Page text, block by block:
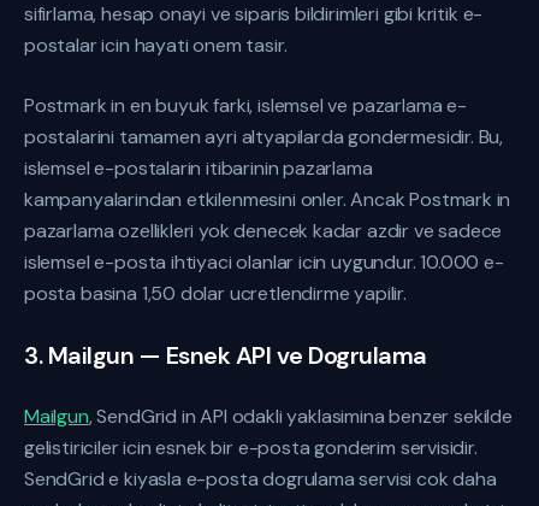
sifirlama, hesap onayi ve siparis bildirimleri gibi kritik e-
postalar icin hayati onem tasir.
Postmark in en buyuk farki, islemsel ve pazarlama e-
postalarini tamamen ayri altyapilarda gondermesidir. Bu,
islemsel e-postalarin itibarinin pazarlama
kampanyalarindan etkilenmesini onler. Ancak Postmark in
pazarlama ozellikleri yok denecek kadar azdir ve sadece
islemsel e-posta ihtiyaci olanlar icin uygundur. 10.000 e-
posta basina 1,50 dolar ucretlendirme yapilir.
3. Mailgun — Esnek API ve Dogrulama
Mailgun, SendGrid in API odakli yaklasimina benzer sekilde
gelistiriciler icin esnek bir e-posta gonderim servisidir.
SendGrid e kiyasla e-posta dogrulama servisi cok daha